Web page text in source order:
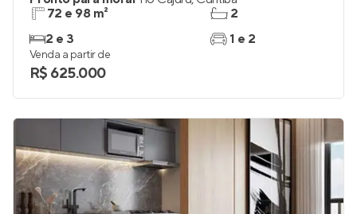
72 e 98 m²
2 e 3
2
1 e 2
Venda a partir de
R$ 625.000